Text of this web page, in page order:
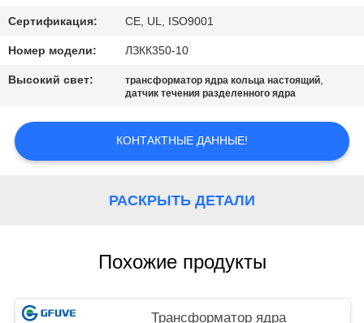
Сертификация: CE, UL, ISO9001
Номер модели: ЛЗКК350-10
Высокий свет: трансформатор ядра кольца настоящий,
датчик течения разделенного ядра
КОНТАКТНЫЕ ДАННЫЕ!
РАСКРЫТЬ ДЕТАЛИ
Похожие продукты
Трансформатор ядра